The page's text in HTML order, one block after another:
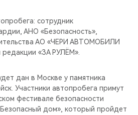
сотрудник
АНО «Безопасность»,
АО «ЧЕРИ АВТОМОБИЛИ
редакции «ЗА РУЛЁМ».
дан в Москве у памятника
Участники автопробега примут
фестивале безопасности
дом», который пройдет